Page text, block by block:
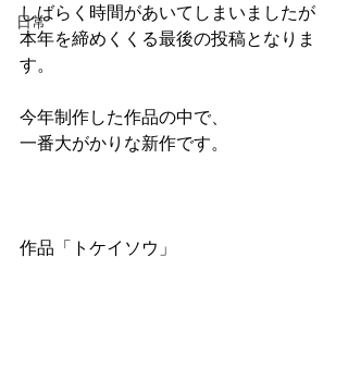
日常
しばらく時間があいてしまいましたが
本年を締めくくる最後の投稿となりま
す。
今年制作した作品の中で、
一番大がかりな新作です。
作品「トケイソウ」